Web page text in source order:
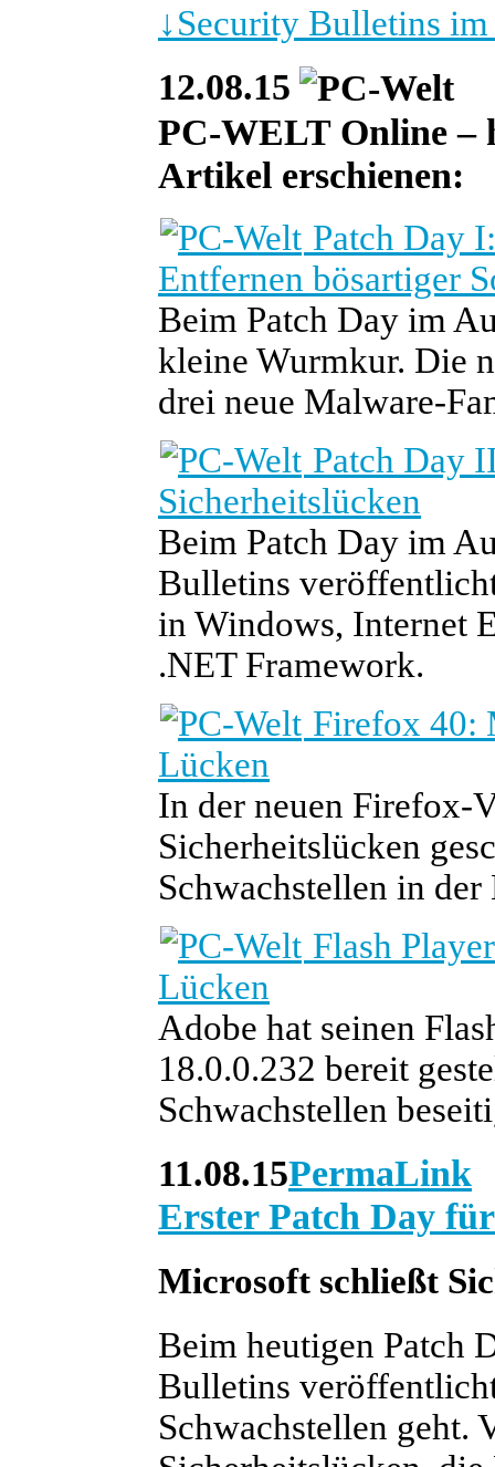
↓Security Bulletins
12.08.15
PC-WELT Online –
Artikel erschienen:
Patch Day
Entfernen bösartiger
Beim Patch Day im
kleine Wurmkur. Die
drei neue Malware-
Patch Day
Sicherheitslücken
Beim Patch Day im
Bulletins
in Windows, Internet
.NET Framework.
Firefox 40:
Lücken
In der neuen Firefox-
Sicherheitslücken
Schwachstellen in
Flash
Lücken
Adobe hat seinen
18.0.0.232 bereit
Schwachstellen
11.08.15PermaLink
Erster Patch Day
Microsoft schließt
Beim heutigen Patch
Bulletins
Schwachstellen geht.